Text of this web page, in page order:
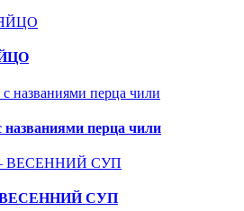
названиями перца чили
СУП